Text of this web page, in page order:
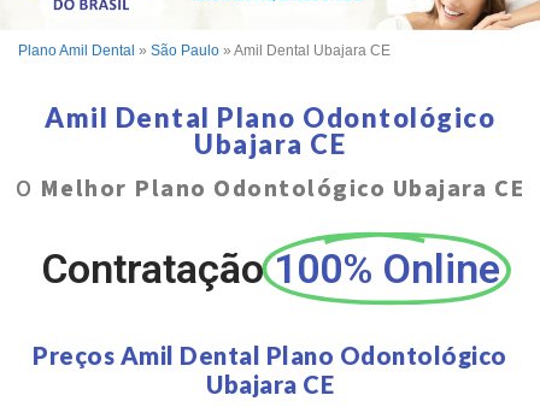
Plano Amil Dental » São Paulo » Amil Dental Ubajara CE
Amil Dental Plano Odontológico
Ubajara CE
O Melhor Plano Odontológico Ubajara CE
Contratação 100% Online
Preços Amil Dental Plano Odontológico
Ubajara CE